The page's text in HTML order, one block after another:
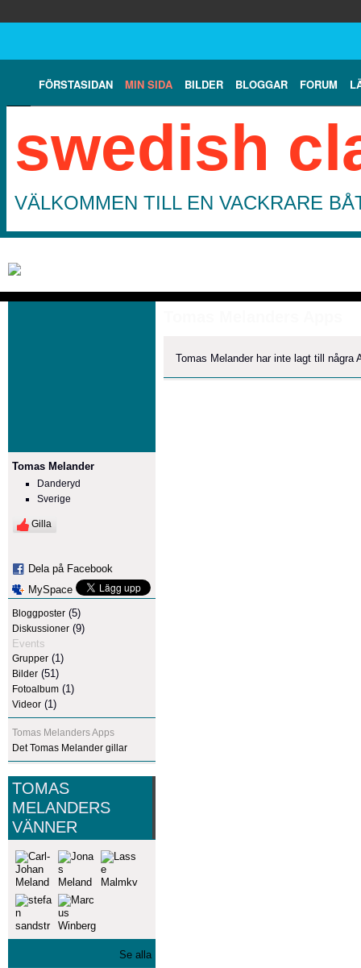
FÖRSTASIDAN MIN SIDA BILDER BLOGGAR FORUM
swedish
VÄLKOMMEN TILL EN VACKRARE
Tomas Melander
Danderyd
Sverige
Gilla
Dela på Facebook
MySpace
Bloggposter (5)
Diskussioner (9)
Events
Grupper (1)
Bilder (51)
Fotoalbum (1)
Videor (1)
Tomas Melanders Apps
Det Tomas Melander gillar
TOMAS
MELANDERS
VÄNNER
Se alla
Tomas Melander har inte lagt till några